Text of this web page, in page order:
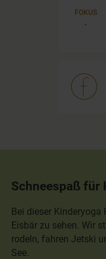
FOKUS
-
Schneespaß für
Bei dieser
Eisbär zu sehen. Wir
rodeln, fahren Jetski
See.